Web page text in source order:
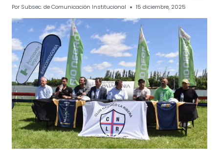
Por Subsec. de Comunicación Institucional 15 diciembre, 2025